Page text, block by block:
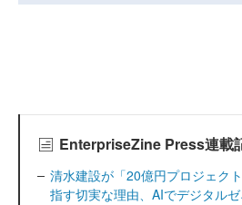
EnterpriseZine Press連載
清水建設が「20億円プロジェク
指す切実な理由、AIでデジタル